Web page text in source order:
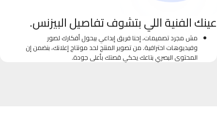
عينك الفنية اللي بتشوف تفاصيل البيزنس.
مش مجرد تصميمات، إحنا فريق إبداعي بيحول أفكارك لصور
وفيديوهات احترافية. من تصوير المنتج لحد مونتاج إعلانك، بنضمن إن
المحتوى البصري بتاعك يحكي قصتك بأعلى جودة.